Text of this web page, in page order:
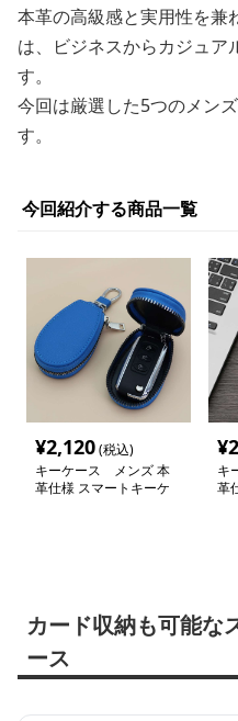
本革の高級感と実用性を兼
は、ビジネスからカジュア
す。
今回は厳選した5つのメン
す。
今回紹介する商品一覧
¥2,120(税込)
キーケース メンズ 本
革仕様 スマートキーケ
¥
キ
革
カード収納も可能な
ース